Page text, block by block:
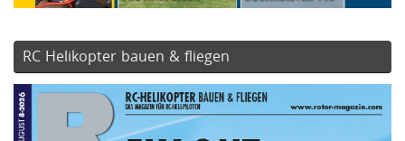
RC Helikopter bauen & fliegen